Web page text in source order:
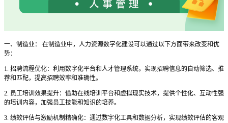
一、制造业： 在制造业中，人力资源数字化建设可以通过以下方面带来改变和优
势：
1. 招聘流程优化：利用数字化平台和人才管理系统，实现招聘信息的自动筛选、推
荐和匹配，提高招聘效率和准确性。
2. 员工培训效果提升：借助在线培训平台和虚拟现实技术，提供个性化、互动性强
的培训内容，加强员工技能和知识的培养。
3. 绩效评估与激励机制精确化：通过数字化工具和数据分析，实现绩效评估的客观